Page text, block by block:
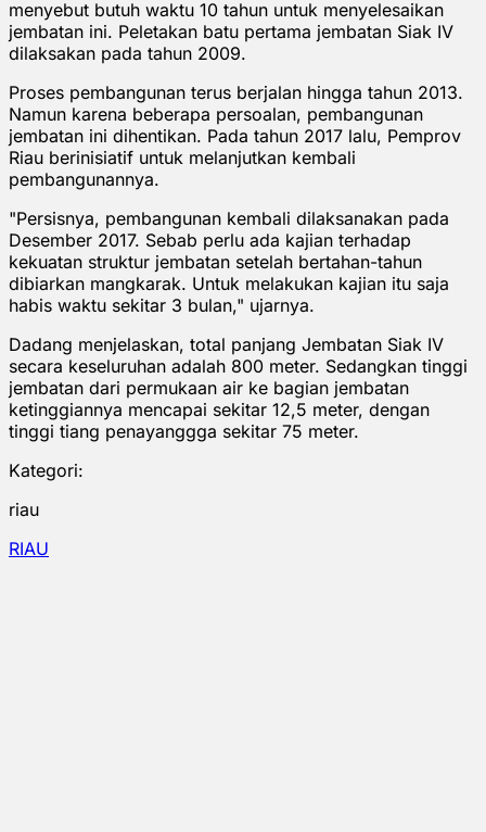
menyebut butuh waktu 10 tahun untuk menyelesaikan
jembatan ini. Peletakan batu pertama jembatan Siak IV
dilaksakan pada tahun 2009.
Proses pembangunan terus berjalan hingga tahun 2013.
Namun karena beberapa persoalan, pembangunan
jembatan ini dihentikan. Pada tahun 2017 lalu, Pemprov
Riau berinisiatif untuk melanjutkan kembali
pembangunannya.
"Persisnya, pembangunan kembali dilaksanakan pada
Desember 2017. Sebab perlu ada kajian terhadap
kekuatan struktur jembatan setelah bertahan-tahun
dibiarkan mangkarak. Untuk melakukan kajian itu saja
habis waktu sekitar 3 bulan," ujarnya.
Dadang menjelaskan, total panjang Jembatan Siak IV
secara keseluruhan adalah 800 meter. Sedangkan tinggi
jembatan dari permukaan air ke bagian jembatan
ketinggiannya mencapai sekitar 12,5 meter, dengan
tinggi tiang penayanggga sekitar 75 meter.
Kategori:
riau
RIAU